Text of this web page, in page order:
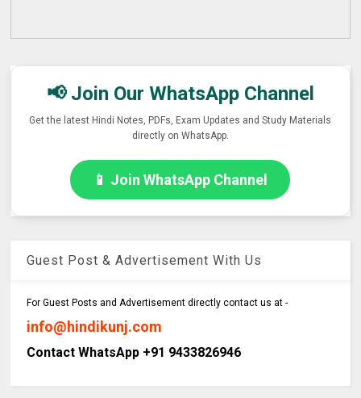
📢 Join Our WhatsApp Channel
Get the latest Hindi Notes, PDFs, Exam Updates and Study Materials
directly on WhatsApp.
📱 Join WhatsApp Channel
Guest Post & Advertisement With Us
For Guest Posts and Advertisement directly contact us at -
info@hindikunj.com
Contact WhatsApp +91 9433826946